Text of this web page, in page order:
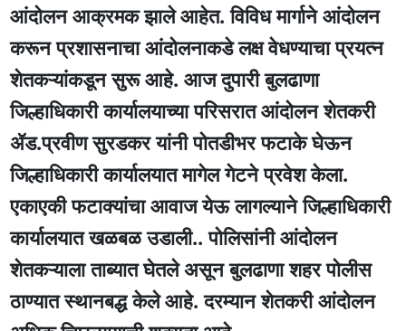
आंदोलन आक्रमक झाले आहेत. विविध मार्गाने आंदोलन
करून प्रशासनाचा आंदोलनाकडे लक्ष वेधण्याचा प्रयत्न
शेतकऱ्यांकडून सुरू आहे. आज दुपारी बुलढाणा
जिल्हाधिकारी कार्यालयाच्या परिसरात आंदोलन शेतकरी
ॲड.प्रवीण सुरडकर यांनी पोतडीभर फटाके घेऊन
जिल्हाधिकारी कार्यालयात मागेल गेटने प्रवेश केला.
एकाएकी फटाक्यांचा आवाज येऊ लागल्याने जिल्हाधिकारी
कार्यालयात खळबळ उडाली.. पोलिसांनी आंदोलन
शेतकऱ्याला ताब्यात घेतले असून बुलढाणा शहर पोलीस
ठाण्यात स्थानबद्ध केले आहे. दरम्यान शेतकरी आंदोलन